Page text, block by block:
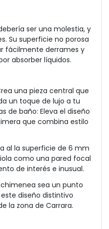
ser una molestia, y
Su superficie no porosa
fácilmente derrames y
absorber líquidos.
una pieza central que
un toque de lujo a tu
de baño: Eleva el diseño
que combina estilo
al la superficie de 6 mm
como una pared focal
de interés e inusual.
sea un punto
diseño distintivo
la zona de Carrara.